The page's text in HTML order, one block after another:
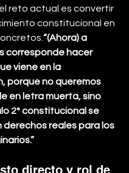
reto actual es convertir
constitucional en
“(Ahora) a
corresponde hacer
viene en la
porque no queremos
en letra muerta, sino
2° constitucional se
derechos reales para los
directo y rol de